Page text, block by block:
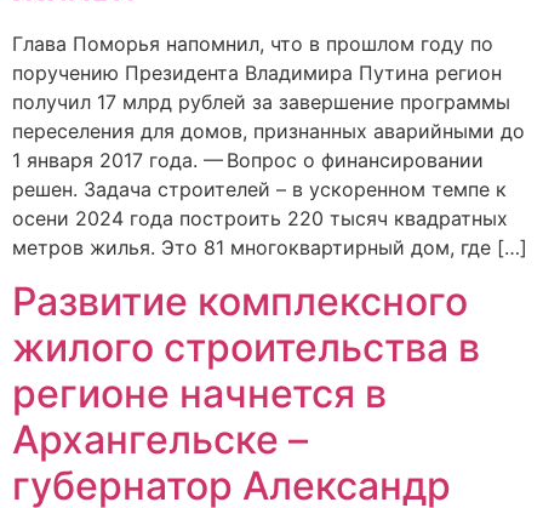
Глава Поморья напомнил, что в прошлом году по
поручению Президента Владимира Путина регион
получил 17 млрд рублей за завершение программы
переселения для домов, признанных аварийными до
1 января 2017 года. — Вопрос о финансировании
решен. Задача строителей – в ускоренном темпе к
осени 2024 года построить 220 тысяч квадратных
метров жилья. Это 81 многоквартирный дом, где […]
Развитие комплексного
жилого строительства в
регионе начнется в
Архангельске –
губернатор Александр